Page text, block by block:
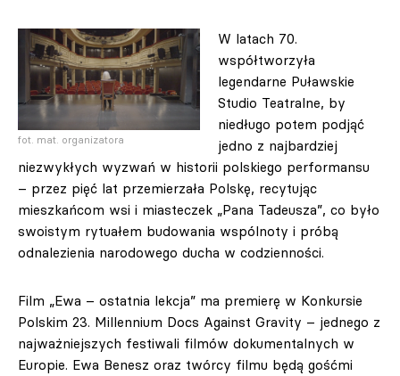
fot. mat. organizatora
W latach 70.
współtworzyła
legendarne Puławskie
Studio Teatralne, by
niedługo potem podjąć
jedno z najbardziej
niezwykłych wyzwań w historii polskiego performansu
– przez pięć lat przemierzała Polskę, recytując
mieszkańcom wsi i miasteczek „Pana Tadeusza”, co było
swoistym rytuałem budowania wspólnoty i próbą
odnalezienia narodowego ducha w codzienności.
Film „Ewa – ostatnia lekcja” ma premierę w Konkursie
Polskim 23. Millennium Docs Against Gravity – jednego z
najważniejszych festiwali filmów dokumentalnych w
Europie. Ewa Benesz oraz twórcy filmu będą gośćmi